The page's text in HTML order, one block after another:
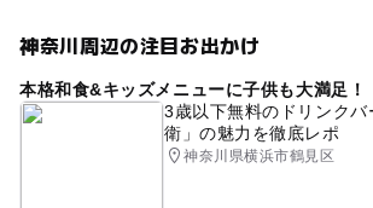
神奈川周辺の注目お出かけ
本格和食&キッズメニューに子供も大満足！
3歳以下無料のドリンク
衛」の魅力を徹底レポ
神奈川県横浜市鶴見区